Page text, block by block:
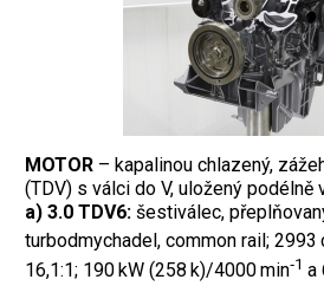
MOTOR – kapalinou chlazený,
(TDV) s válci do V, uložený podélně
a) 3.0 TDV6: šestiválec,
turbodmychadel, common rail; 2993
16,1:1; 190 kW (258 k)/4000 min‑1 a